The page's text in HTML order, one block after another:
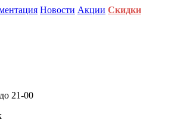
Новости Акции Скидки
21-00